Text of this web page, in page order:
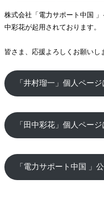
株式会社「電力サポート中国
中彩花が起用されております。
皆さま、応援よろしくお願いし
「井村瑠一」個人ペー
「田中彩花」個人ペー
「電力サポート中国 」